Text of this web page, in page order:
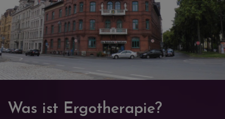
Was ist Ergotherapie?